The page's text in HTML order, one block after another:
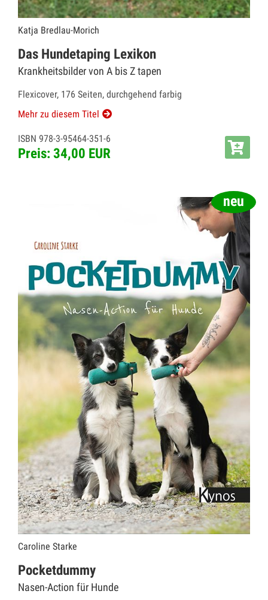
Katja Bredlau-Morich
Das Hundetaping Lexikon
Krankheitsbilder von A bis Z tapen
Flexicover, 176 Seiten, durchgehend farbig
Mehr zu diesem Titel
ISBN 978-3-95464-351-6
Preis: 34,00 EUR
Caroline Starke
Pocketdummy
Nasen-Action für Hunde